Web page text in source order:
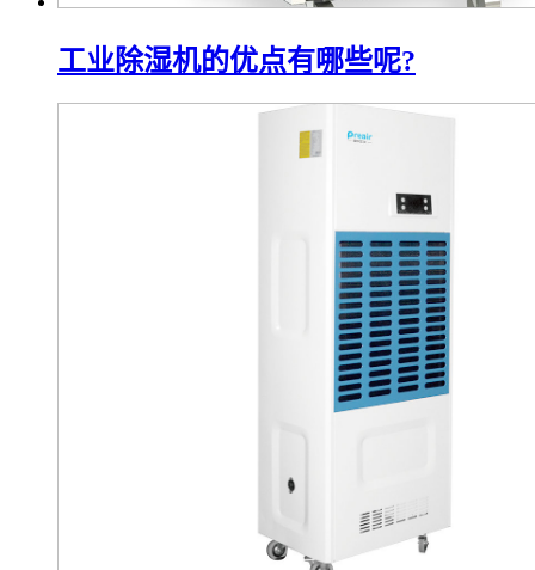
工业除湿机的优点有哪些呢?